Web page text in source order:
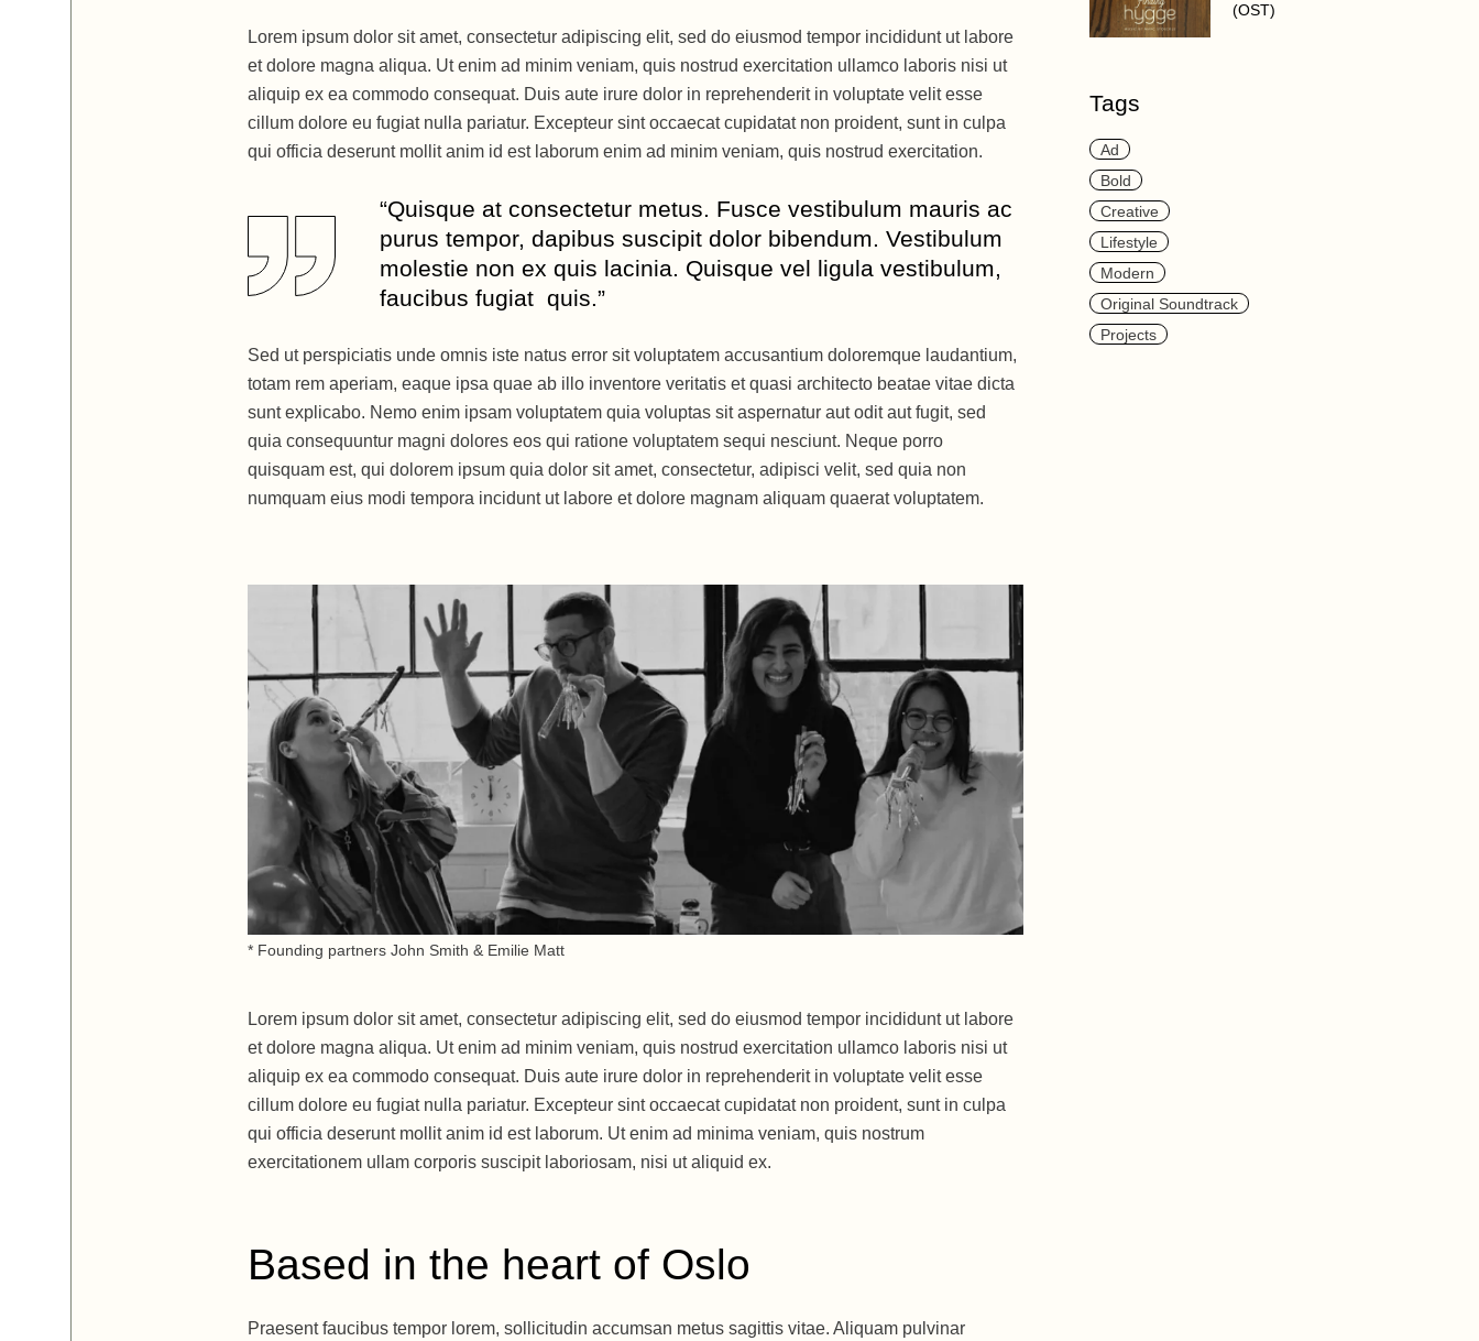
Lorem ipsum dolor sit amet, consectetur adipiscing elit, sed do eiusmod tempor incididunt ut labore
et dolore magna aliqua. Ut enim ad minim veniam, quis nostrud exercitation ullamco laboris nisi ut
aliquip ex ea commodo consequat. Duis aute irure dolor in reprehenderit in voluptate velit esse
cillum dolore eu fugiat nulla pariatur. Excepteur sint occaecat cupidatat non proident, sunt in culpa
qui officia deserunt mollit anim id est laborum enim ad minim veniam, quis nostrud exercitation.
“Quisque at consectetur metus. Fusce vestibulum mauris ac
purus tempor, dapibus suscipit dolor bibendum. Vestibulum
molestie non ex quis lacinia. Quisque vel ligula vestibulum,
faucibus fugiat quis.”
Sed ut perspiciatis unde omnis iste natus error sit voluptatem accusantium doloremque laudantium,
totam rem aperiam, eaque ipsa quae ab illo inventore veritatis et quasi architecto beatae vitae dicta
sunt explicabo. Nemo enim ipsam voluptatem quia voluptas sit aspernatur aut odit aut fugit, sed
quia consequuntur magni dolores eos qui ratione voluptatem sequi nesciunt. Neque porro
quisquam est, qui dolorem ipsum quia dolor sit amet, consectetur, adipisci velit, sed quia non
numquam eius modi tempora incidunt ut labore et dolore magnam aliquam quaerat voluptatem.
* Founding partners John Smith & Emilie Matt
Lorem ipsum dolor sit amet, consectetur adipiscing elit, sed do eiusmod tempor incididunt ut labore
et dolore magna aliqua. Ut enim ad minim veniam, quis nostrud exercitation ullamco laboris nisi ut
aliquip ex ea commodo consequat. Duis aute irure dolor in reprehenderit in voluptate velit esse
cillum dolore eu fugiat nulla pariatur. Excepteur sint occaecat cupidatat non proident, sunt in culpa
qui officia deserunt mollit anim id est laborum. Ut enim ad minima veniam, quis nostrum
exercitationem ullam corporis suscipit laboriosam, nisi ut aliquid ex.
Based in the heart of Oslo
Praesent faucibus tempor lorem, sollicitudin accumsan metus sagittis vitae. Aliquam pulvinar
(OST)
Tags
Ad
Bold
Creative
Lifestyle
Modern
Original Soundtrack
Projects